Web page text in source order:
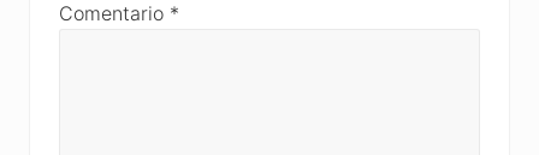
Comentario *